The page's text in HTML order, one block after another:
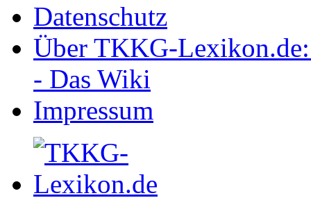
Datenschutz
Über TKKG-
- Das Wiki
Impressum